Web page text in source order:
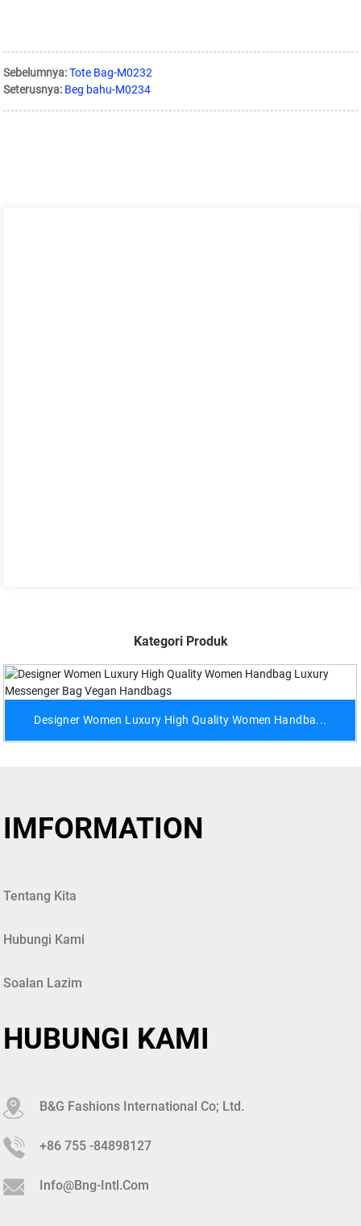
Sebelumnya:Tote Bag-M0232
Seterusnya: Beg bahu-M0234
Kategori Produk
Designer Women Luxury High Quality Women Handba...
IMFORMATION
Tentang Kita
Hubungi Kami
Soalan Lazim
HUBUNGI KAMI
B&G Fashions International Co; Ltd.
+86 755 -84898127
Info@bng-Intl.com